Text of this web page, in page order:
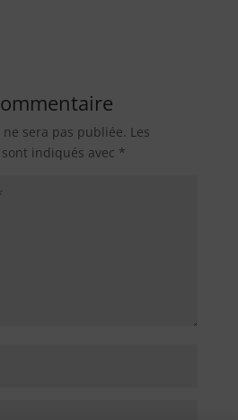
sera pas publiée. Les
indiqués avec *